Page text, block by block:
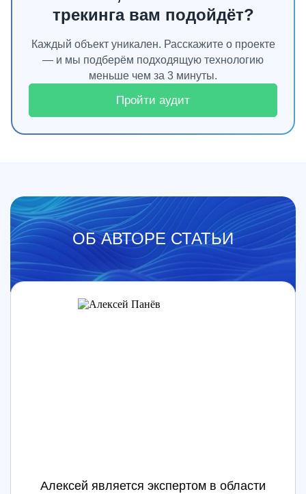
трекинга вам подойдёт?
Каждый объект уникален. Расскажите о проекте
— и мы подберём подходящую технологию
меньше чем за 3 минуты.
Пройти аудит
ОБ АВТОРЕ СТАТЬИ
Алексей является экспертом в области